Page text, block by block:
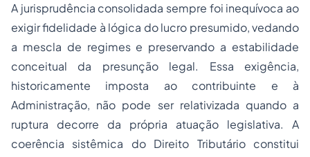
A jurisprudência consolidada sempre foi inequívoca ao
exigir fidelidade à lógica do lucro presumido, vedando
a mescla de regimes e preservando a estabilidade
conceitual da presunção legal. Essa exigência,
historicamente imposta ao contribuinte e à
Administração, não pode ser relativizada quando a
ruptura decorre da própria atuação legislativa. A
coerência sistêmica do Direito Tributário constitui